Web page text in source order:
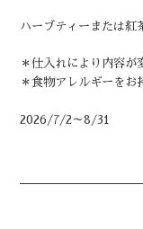
ハーブティーまたは
＊仕入れにより内容が
＊食物アレルギーをお
2026/7/2～8/31